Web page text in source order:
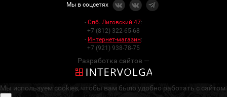
Мы в соцсетях
- Спб. Лиговский 47:
+7 (812) 322-65-68
- Интернет-магазин:
+7 (921) 938-78-75
Разработка сайтов —
Мы используем cookies, чтобы вам было удобно работать с сайтом